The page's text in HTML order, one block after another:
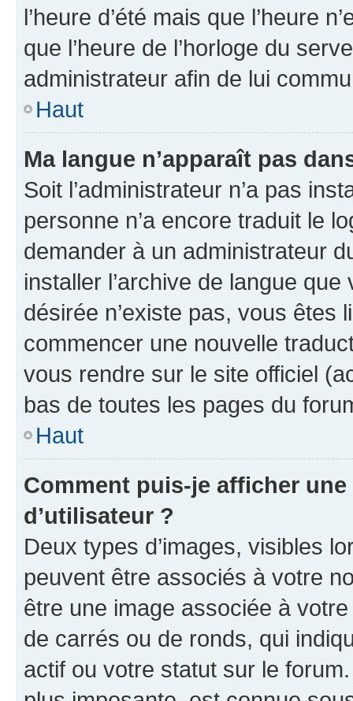
l’heure d’été mais que l’heure
que l’heure de l’horloge du
administrateur afin de lui
Haut
Ma langue n’apparaît pas
Soit l’administrateur n’a pas
personne n’a encore traduit le
demander à un administrateur
installer l’archive de langue
désirée n’existe pas, vous êtes
commencer une nouvelle
vous rendre sur le site officiel
bas de toutes les pages du
Haut
Comment puis-je afficher
d’utilisateur ?
Deux types d’images, visibles
peuvent être associés à votre
être une image associée à
de carrés ou de ronds, qui
actif ou votre statut sur le